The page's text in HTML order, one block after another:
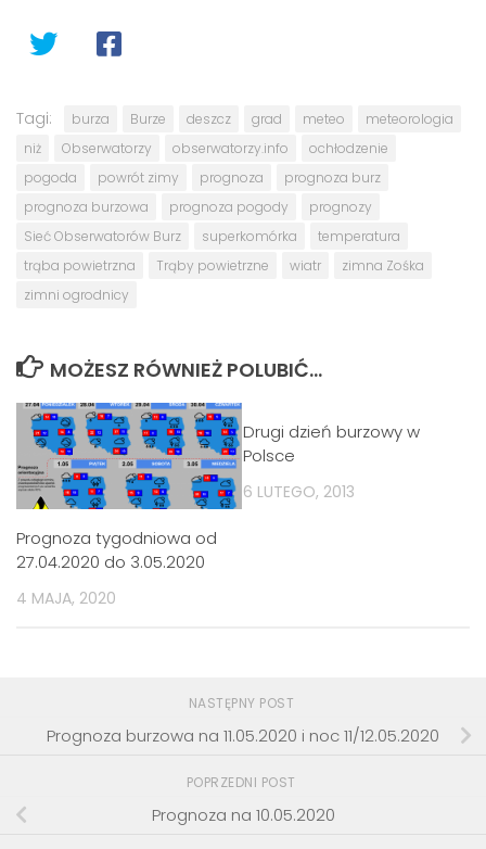
Tagi: burza Burze deszcz grad meteo
meteorologia
niż
Obserwatorzy obserwatorzy.info
ochłodzenie
pogoda
powrót zimy prognoza
prognoza burz
prognoza burzowa
prognoza pogody
prognozy
Sieć Obserwatorów Burz
superkomórka
temperatura
trąba powietrzna
Trąby powietrzne wiatr
zimna Zośka
zimni ogrodnicy
MOŻESZ RÓWNIEŻ POLUBIĆ…
Prognoza tygodniowa od
27.04.2020 do 3.05.2020
4 MAJA, 2020
Drugi dzień burzowy w
Polsce
6 LUTEGO, 2013
NASTĘPNY POST
Prognoza burzowa na 11.05.2020 i noc 11/12.05.2020
POPRZEDNI POST
Prognoza na 10.05.2020